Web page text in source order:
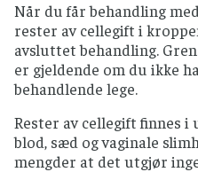
Når du får behandling
rester av cellegift i
avsluttet behandling.
er gjeldende om du ikke
behandlende lege.
Rester av cellegift finnes i
blod, sæd og vaginale
mengder at det utgjør